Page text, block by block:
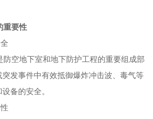
重要性
防空地下室和地下防护工程的重要组成部
发事件中有效抵御爆炸冲击波、毒气等
备的安全。